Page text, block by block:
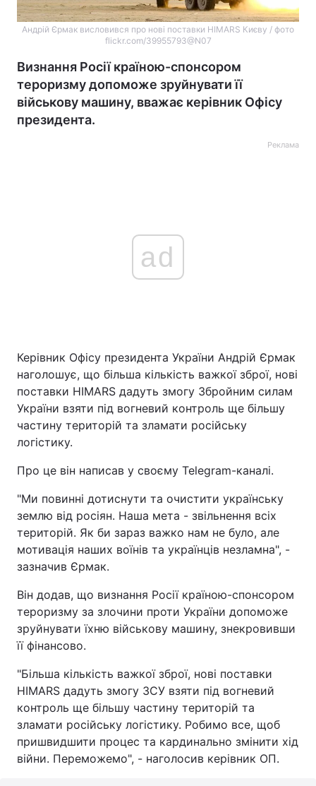
Андрій Єрмак висловився про нові поставки HIMARS Києву / ​фото
flickr.com/39955793@N07
Визнання Росії країною-спонсором
тероризму допоможе зруйнувати її
військову машину, вважає керівник Офісу
президента.
Реклама
ad
Керівник Офісу президента України Андрій Єрмак
наголошує, що більша кількість важкої зброї, нові
поставки HIMARS дадуть змогу Збройним силам
України взяти під вогневий контроль ще більшу
частину територій та зламати російську
логістику.
Про це він написав у своєму Telegram-каналі.
"Ми повинні дотиснути та очистити українську
землю від росіян. Наша мета - звільнення всіх
територій. Як би зараз важко нам не було, але
мотивація наших воїнів та українців незламна", -
зазначив Єрмак.
Він додав, що визнання Росії країною-спонсором
тероризму за злочини проти України допоможе
зруйнувати їхню військову машину, знекровивши
її фінансово.
"Більша кількість важкої зброї, нові поставки
HIMARS дадуть змогу ЗСУ взяти під вогневий
контроль ще більшу частину територій та
зламати російську логістику. Робимо все, щоб
пришвидшити процес та кардинально змінити хід
війни. Переможемо", - наголосив керівник ОП.